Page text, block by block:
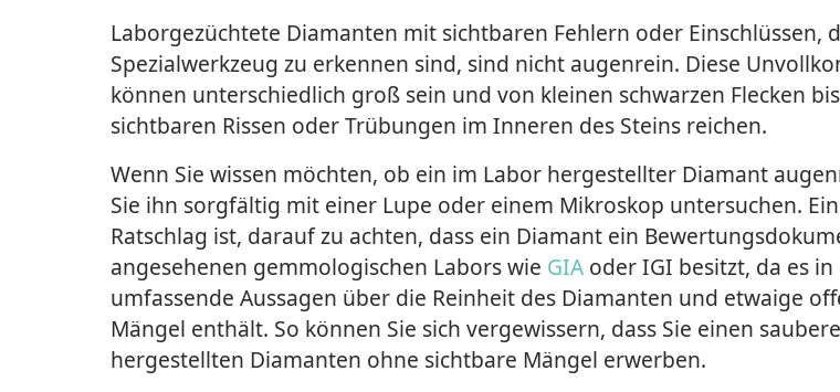
Laborgezüchtete Diamanten mit sichtbaren Fehlern oder Einschlüssen,
Spezialwerkzeug zu erkennen sind, sind nicht augenrein. Diese
können unterschiedlich groß sein und von kleinen schwarzen Flecken
sichtbaren Rissen oder Trübungen im Inneren des Steins reichen.
Wenn Sie wissen möchten, ob ein im Labor hergestellter Diamant
Sie ihn sorgfältig mit einer Lupe oder einem Mikroskop untersuchen.
Ratschlag ist, darauf zu achten, dass ein Diamant ein
angesehenen gemmologischen Labors wie GIA oder IGI besitzt, da es in
umfassende Aussagen über die Reinheit des Diamanten und etwaige
Mängel enthält. So können Sie sich vergewissern, dass Sie einen
hergestellten Diamanten ohne sichtbare Mängel erwerben.